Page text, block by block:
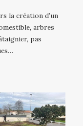
la création d’un
arbres
pas